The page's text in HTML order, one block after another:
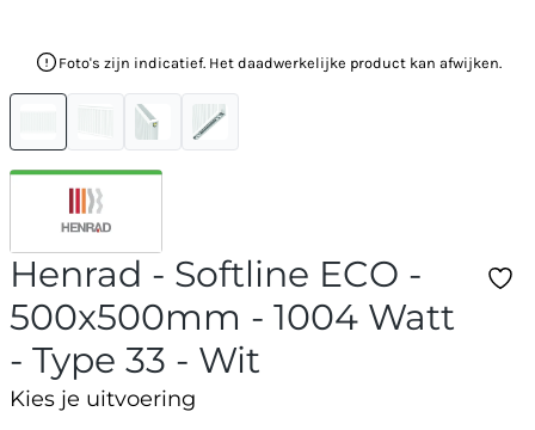
Foto's zijn indicatief. Het daadwerkelijke product kan afwijken.
Henrad - Softline ECO -
500x500mm - 1004 Watt
- Type 33 - Wit
Kies je uitvoering